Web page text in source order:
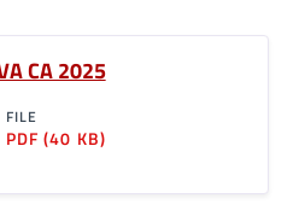
CA 2025
FILE
PDF(40 KB)